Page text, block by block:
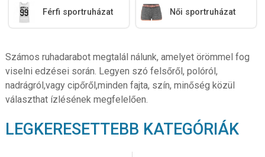
Férfi sportruházat Női sportruházat
Számos ruhadarabot megtalál nálunk, amelyet örömmel fog
viselni edzései során. Legyen szó felsőről, polóról,
nadrágról,vagy cipőről,minden fajta, szín, minőség közül
választhat ízlésének megfelelően.
LEGKERESETTEBB KATEGÓRIÁK